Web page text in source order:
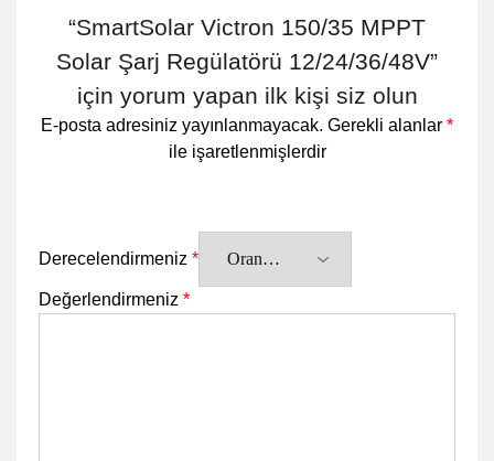
“SmartSolar Victron 150/35 MPPT
Solar Şarj Regülatörü 12/24/36/48V”
için yorum yapan ilk kişi siz olun
E-posta adresiniz yayınlanmayacak. Gerekli alanlar *
ile işaretlenmişlerdir
Derecelendirmeniz *
Değerlendirmeniz *